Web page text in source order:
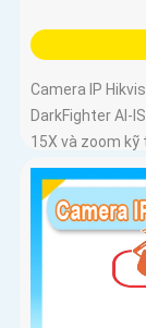
Camera IP
DarkFighter AI-
15X và zoom
và phương tiện